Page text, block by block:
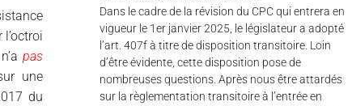
l’octroi
pas
une
du
Dans le cadre de la révision du CPC qui entrera en
vigueur le 1er janvier 2025, le législateur a adopté
l’art. 407f à titre de disposition transitoire. Loin
d’être évidente, cette disposition pose de
nombreuses questions. Après nous être attardés
sur la règlementation transitoire à l’entrée en